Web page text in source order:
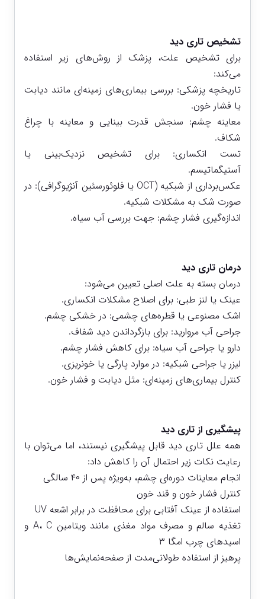
تشخیص تاری دید
برای تشخیص علت، پزشک از روش‌های زیر استفاده
می‌کند:
تاریخچه پزشکی: بررسی بیماری‌های زمینه‌ای مانند دیابت
یا فشار خون.
معاینه چشم: سنجش قدرت بینایی و معاینه با چراغ
شکاف.
تست انکساری: برای تشخیص نزدیک‌بینی یا
آستیگماتیسم.
عکس‌برداری از شبکیه (OCT یا فلوئورسئین آنژیوگرافی): در
صورت شک به مشکلات شبکیه.
اندازه‌گیری فشار چشم: جهت بررسی آب سیاه.
درمان تاری دید
درمان بسته به علت اصلی تعیین می‌شود:
عینک یا لنز طبی: برای اصلاح مشکلات انکساری.
اشک مصنوعی یا قطره‌های چشمی: در خشکی چشم.
جراحی آب مروارید: برای بازگرداندن دید شفاف.
دارو یا جراحی آب سیاه: برای کاهش فشار چشم.
لیزر یا جراحی شبکیه: در موارد پارگی یا خونریزی.
کنترل بیماری‌های زمینه‌ای: مثل دیابت و فشار خون.
پیشگیری از تاری دید
همه علل تاری دید قابل پیشگیری نیستند، اما می‌توان با
رعایت نکات زیر احتمال آن را کاهش داد:
انجام معاینات دوره‌ای چشم، به‌ویژه پس از ۴۰ سالگی
کنترل فشار خون و قند خون
استفاده از عینک آفتابی برای محافظت در برابر اشعه UV
تغذیه سالم و مصرف مواد مغذی مانند ویتامین A، C و
اسیدهای چرب امگا ۳
پرهیز از استفاده طولانی‌مدت از صفحه‌نمایش‌ها